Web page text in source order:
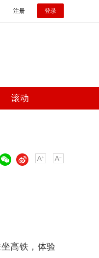
注册 登录
滚动
高铁，体验